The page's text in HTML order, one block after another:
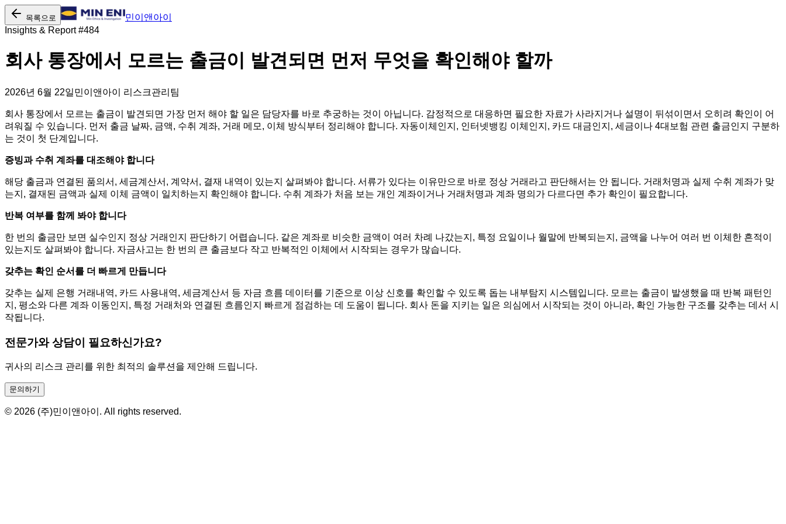
목록으로
민이앤아이
Insights & Report #484
회사 통장에서 모르는 출금이 발견되면 먼저 무엇을 확인해야 할까
2026년 6월 22일민이앤아이 리스크관리팀
회사 통장에서 모르는 출금이 발견되면 가장 먼저 해야 할 일은 담당자를 바로 추궁하는 것이 아닙니다. 감정적으로 대응하면 필요한 자료가 사라지거나 설명이 뒤섞이면서 오히려 확인이 어
려워질 수 있습니다. 먼저 출금 날짜, 금액, 수취 계좌, 거래 메모, 이체 방식부터 정리해야 합니다. 자동이체인지, 인터넷뱅킹 이체인지, 카드 대금인지, 세금이나 4대보험 관련 출금인지 구분하
는 것이 첫 단계입니다.
증빙과 수취 계좌를 대조해야 합니다
해당 출금과 연결된 품의서, 세금계산서, 계약서, 결재 내역이 있는지 살펴봐야 합니다. 서류가 있다는 이유만으로 바로 정상 거래라고 판단해서는 안 됩니다. 거래처명과 실제 수취 계좌가 맞
는지, 결재된 금액과 실제 이체 금액이 일치하는지 확인해야 합니다. 수취 계좌가 처음 보는 개인 계좌이거나 거래처명과 계좌 명의가 다르다면 추가 확인이 필요합니다.
반복 여부를 함께 봐야 합니다
한 번의 출금만 보면 실수인지 정상 거래인지 판단하기 어렵습니다. 같은 계좌로 비슷한 금액이 여러 차례 나갔는지, 특정 요일이나 월말에 반복되는지, 금액을 나누어 여러 번 이체한 흔적이
있는지도 살펴봐야 합니다. 자금사고는 한 번의 큰 출금보다 작고 반복적인 이체에서 시작되는 경우가 많습니다.
갖추는 확인 순서를 더 빠르게 만듭니다
갖추는 실제 은행 거래내역, 카드 사용내역, 세금계산서 등 자금 흐름 데이터를 기준으로 이상 신호를 확인할 수 있도록 돕는 내부탐지 시스템입니다. 모르는 출금이 발생했을 때 반복 패턴인
지, 평소와 다른 계좌 이동인지, 특정 거래처와 연결된 흐름인지 빠르게 점검하는 데 도움이 됩니다. 회사 돈을 지키는 일은 의심에서 시작되는 것이 아니라, 확인 가능한 구조를 갖추는 데서 시
작됩니다.
전문가와 상담이 필요하신가요?
귀사의 리스크 관리를 위한 최적의 솔루션을 제안해 드립니다.
문의하기
© 2026 (주)민이앤아이. All rights reserved.